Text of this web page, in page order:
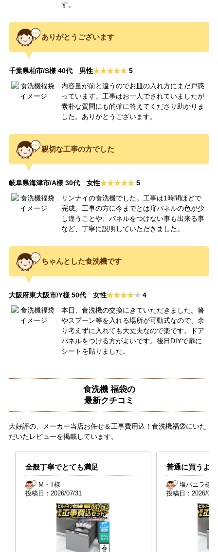
す。
ありがとうございます
千葉県柏市/S様 40代 男性
5
内容量が前と違うのでお皿の入れ方にまだ戸惑
っています。工事はお一人でされていましたが
素朴な質問にも的確に答えてくださり助かりま
した。ありがとうございます。
親切な工事の方でした
岐阜県海津市/A様 30代 女性
5
リンナイの食洗機でした。工事は1時間ほどで
完成。工事の方に今までとは扉パネルの色が少
し違うことや、パネルをつけない事も出来る事
など、丁寧に説明していただきました。
ちゃんとした食洗機です
大阪府東大阪市/Y様 50代 女性
4
本日、食洗機の交換にきていただきました。箸
やスプーン等を入れる場所が可動式なので、余
り考えずに入れても大丈夫なので楽です。ドア
パネルをつける方がよいです。後日DIYで扉に
シートを貼りました。
食洗機 福袋の
最新クチコミ
大好評の、メーカー当店お任せ＆工事費用込！食洗機福袋にいた
だいたレビューを掲載しています。
全般丁寧でとても満足
M・T様
投稿日： 2026/07/31
普通に買うよ
塩バニラ様
投稿日： 2026/07/